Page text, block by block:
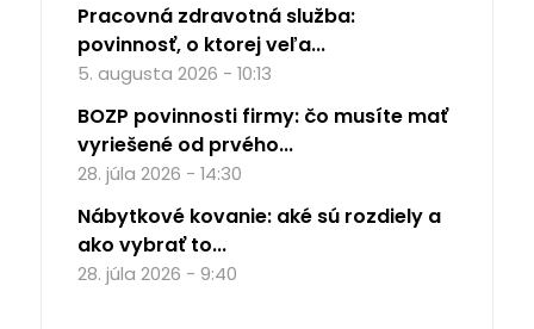
Pracovná zdravotná služba:
povinnosť, o ktorej veľa...
5. augusta 2026 - 10:13
BOZP povinnosti firmy: čo musíte mať
vyriešené od prvého...
28. júla 2026 - 14:30
Nábytkové kovanie: aké sú rozdiely a
ako vybrať to...
28. júla 2026 - 9:40